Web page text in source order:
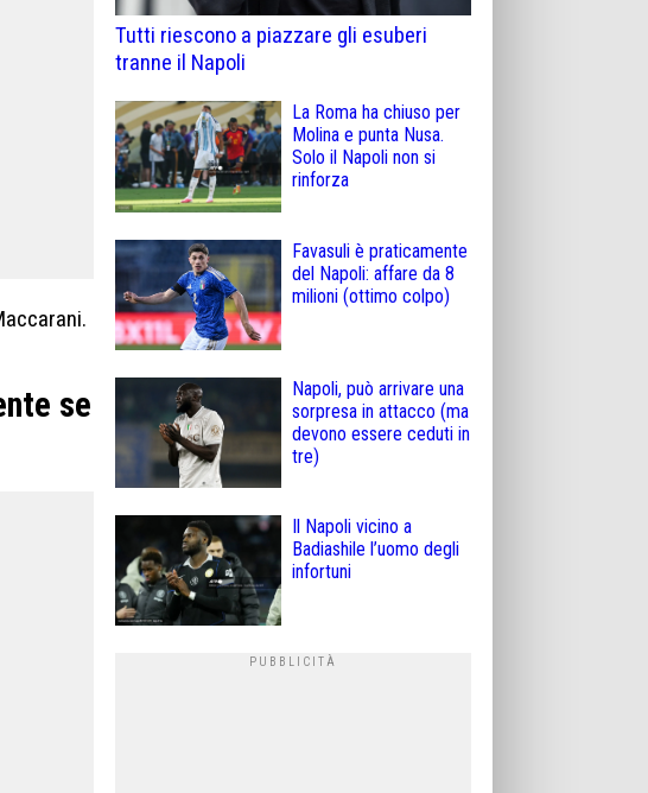
se
Tutti riescono a piazzare gli esuberi
tranne il Napoli
La Roma ha chiuso per
Molina e punta Nusa.
Solo il Napoli non si
rinforza
Favasuli è praticamente
del Napoli: affare da 8
milioni (ottimo colpo)
Napoli, può arrivare una
sorpresa in attacco (ma
devono essere ceduti in
tre)
Il Napoli vicino a
Badiashile l’uomo degli
infortuni